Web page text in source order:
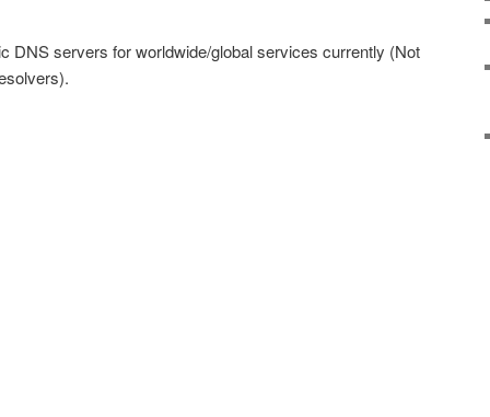
DNS servers for worldwide/global services currently (Not